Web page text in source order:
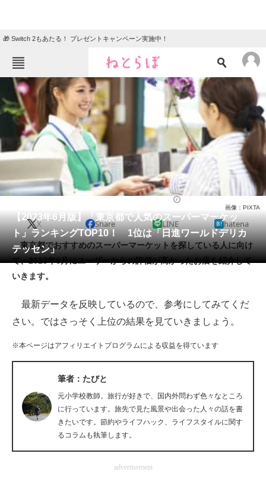
🎁 Switch 2もあたる！ プレゼントキャンペーン実施中！
ねとらぼメニュー
TOP
エンタメ
グルメ 地域
教育・育児
動物 リサーチ
会員記事
メディア
注目記事を集めた総合ページ
スマホと通信の最新トレンド
進化するPCとデバイスの未来
ビジネスと働き方のヒント
AI活用のいまが分かる
経営リーダーのコミュニティ
【2023年6月版】「東京都で人気のスーパーマーケッ
ト」ランキングTOP10！ 1位は「日進ワールドデリカ
テッセン」
画像：PIXTA
X Share LINE hatena
東京都でおすすめのスーパーマーケットを探している人に向け
て、2023年6月にユーザーからの評価が高かったお店を紹介して
いきます。
最新データを反映しているので、参考にしてみてくだ
さい。ではさっそく上位の結果を見ていきましょう。
※本ページはアフィリエイトプログラムによる収益を得ています
筆者：たびと
元小学校教師。旅行が好きで、国内外問わず色々なところ
に行っています。旅先で見た風景や出会った人々の話を書
きたいです。節約やライフハック、ライフスタイルに関す
るコラムも執筆します。
advertisement